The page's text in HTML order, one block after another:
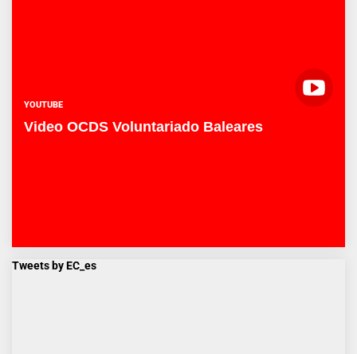
YOUTUBE
Video OCDS Voluntariado Baleares
Tweets by EC_es